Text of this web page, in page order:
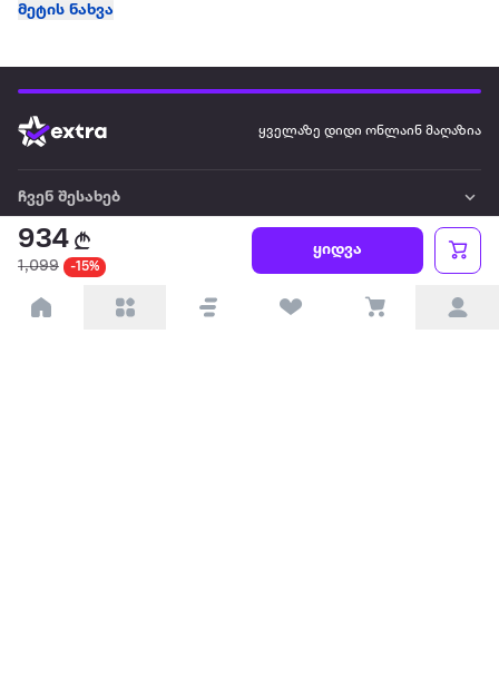
934
1,099 -15%
ყიდვა
მეტის ნახვა
ყველაზე დიდი ონლაინ მაღაზია
ჩვენ შესახებ
წესები და პირობები
პარტნიორებისთვის